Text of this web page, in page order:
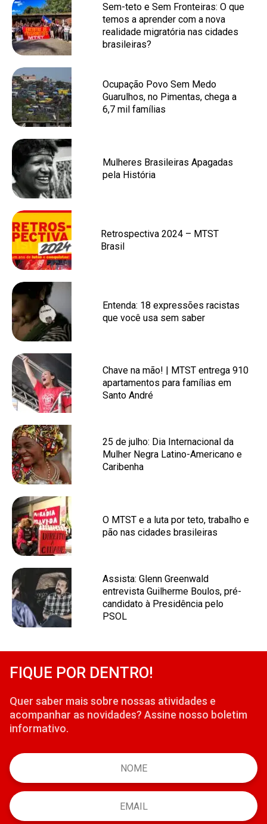
Sem-teto e Sem Fronteiras: O que
temos a aprender com a nova
realidade migratória nas cidades
brasileiras?
Ocupação Povo Sem Medo
Guarulhos, no Pimentas, chega a
6,7 mil famílias
Mulheres Brasileiras Apagadas
pela História
Retrospectiva 2024 – MTST
Brasil
Entenda: 18 expressões racistas
que você usa sem saber
Chave na mão! | MTST entrega 910
apartamentos para famílias em
Santo André
25 de julho: Dia Internacional da
Mulher Negra Latino-Americano e
Caribenha
O MTST e a luta por teto, trabalho e
pão nas cidades brasileiras
Assista: Glenn Greenwald
entrevista Guilherme Boulos, pré-
candidato à Presidência pelo
PSOL
FIQUE POR DENTRO!
Quer saber mais sobre nossas atividades e
acompanhar as novidades? Assine nosso boletim
informativo.